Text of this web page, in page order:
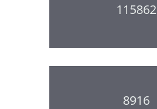
115862
8916